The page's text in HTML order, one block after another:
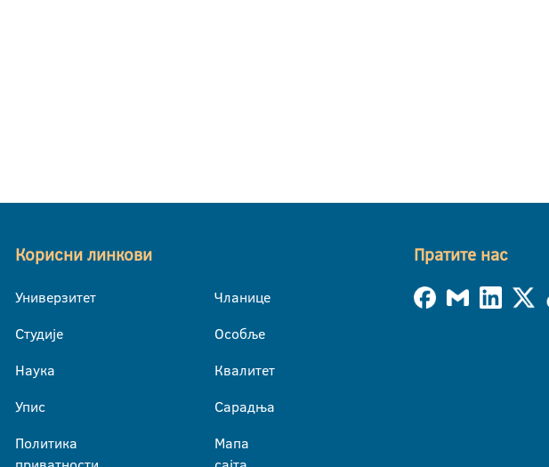
Корисни линкови
Универзитет
Студије
Наука
Упис
Политика
Чланице
Особље
Квалитет
Сарадња
Мапа
Пратите нас